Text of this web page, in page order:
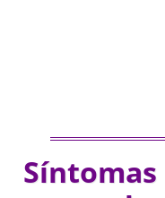
Síntomas